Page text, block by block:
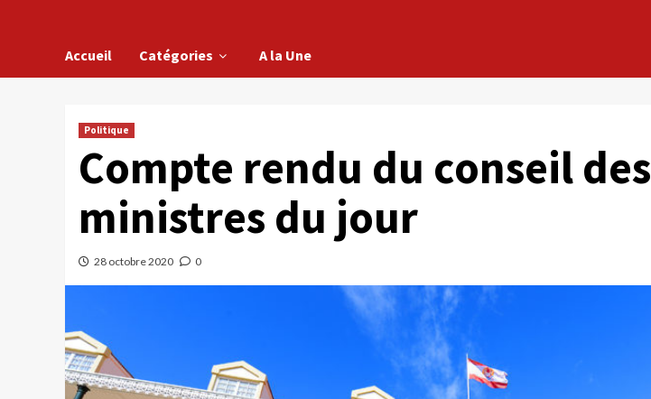
Accueil Catégories A la Une
Politique
Compte rendu du conseil des
ministres du jour
28 octobre 2020 0